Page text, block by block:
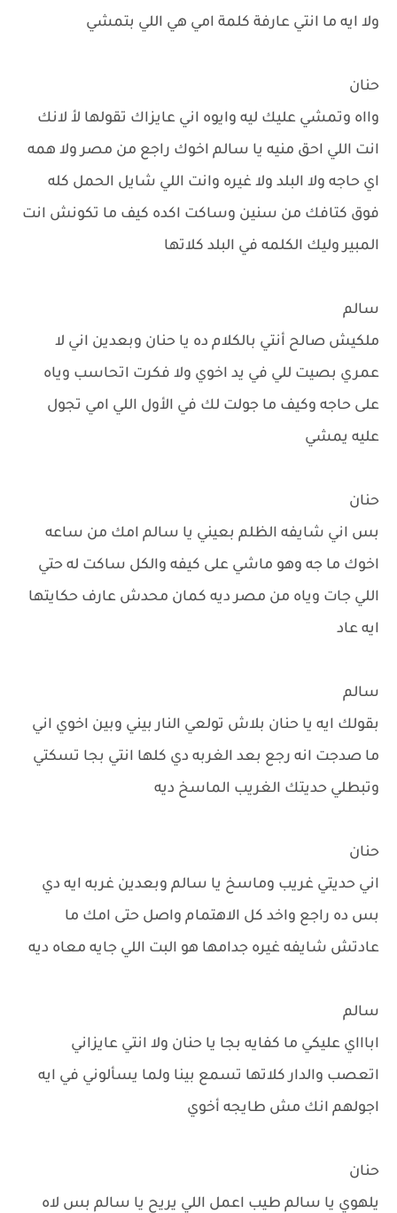
ولا ايه ما انتي عارفة كلمة امي هي اللي بتمشي
حنان
وااه وتمشي عليك ليه وايوه اني عايزاك تقولها لأ لانك
انت اللي احق منيه يا سالم اخوك راجع من مصر ولا همه
اي حاجه ولا البلد ولا غيره وانت اللي شايل الحمل كله
فوق كتافك من سنين وساكت اكده كيف ما تكونش انت
المبير وليك الكلمه في البلد كلاتها
سالم
ملكيش صالح أنتي بالكلام ده يا حنان وبعدين اني لا
عمري بصيت للي في يد اخوي ولا فكرت اتحاسب وياه
على حاجه وكيف ما جولت لك في الأول اللي امي تجول
عليه يمشي
حنان
بس اني شايفه الظلم بعيني يا سالم امك من ساعه
اخوك ما جه وهو ماشي على كيفه والكل ساكت له حتي
اللي جات وياه من مصر ديه كمان محدش عارف حكايتها
ايه عاد
سالم
بقولك ايه يا حنان بلاش تولعي النار بيني وبين اخوي اني
ما صدجت انه رجع بعد الغربه دي كلها انتي بجا تسكتي
وتبطلي حديتك الغريب الماسخ ديه
حنان
اني حديتي غريب وماسخ يا سالم وبعدين غربه ايه دي
بس ده راجع واخد كل الاهتمام واصل حتى امك ما
عادتش شايفه غيره جدامها هو البت اللي جايه معاه ديه
سالم
اباااي عليكي ما كفايه بجا يا حنان ولا انتي عايزاني
اتعصب والدار كلاتها تسمع بينا ولما يسألوني في ايه
اجولهم انك مش طايجه أخوي
حنان
يلهوي يا سالم طيب اعمل اللي يريح يا سالم بس لاه